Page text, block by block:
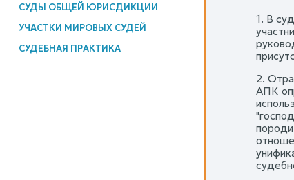
СУДЫ ОБЩЕЙ ЮРИСДИКЦИИ
УЧАСТКИ МИРОВЫХ СУДЕЙ
СУДЕБНАЯ ПРАКТИКА
1. В
2.
АПК